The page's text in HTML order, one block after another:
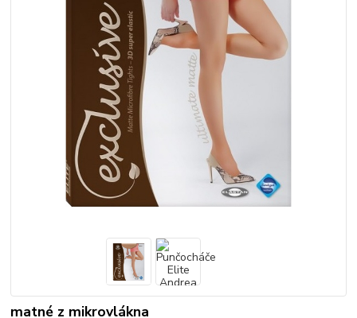
matné z mikrovlákna